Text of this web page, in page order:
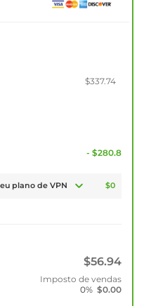
$337.74
- $280.8
plano de VPN $0
$56.94
Imposto de vendas
0% $0.00